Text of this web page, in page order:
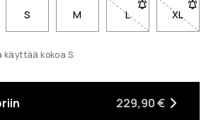
S M L- Koko L ei ole
XL- Koko
käyttää kokoa S.
229,90 €